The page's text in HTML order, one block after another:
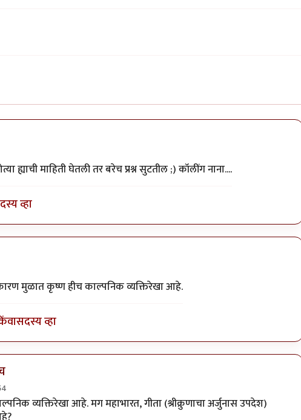
ह्याची माहिती घेतली तर बरेच प्रश्न सुटतील ;) कॉलींग नाना....
व्हा
कितीbyपरिकथेतील राजकुमार
मुळात कृष्ण हीच काल्पनिक व्यक्तिरेखा आहे.
सदस्य व्हा
व्यक्तिरेखाbyअवलिया
व्यक्तिरेखा आहे. मग महाभारत, गीता (श्रीक्रुणाचा अर्जुनास उपदेश)